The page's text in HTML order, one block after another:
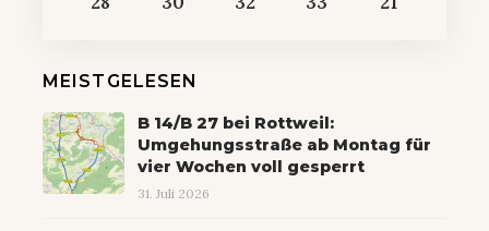
MEISTGELESEN
B 14/B 27 bei Rottweil:
Umgehungsstraße ab Montag für
vier Wochen voll gesperrt
31. Juli 2026